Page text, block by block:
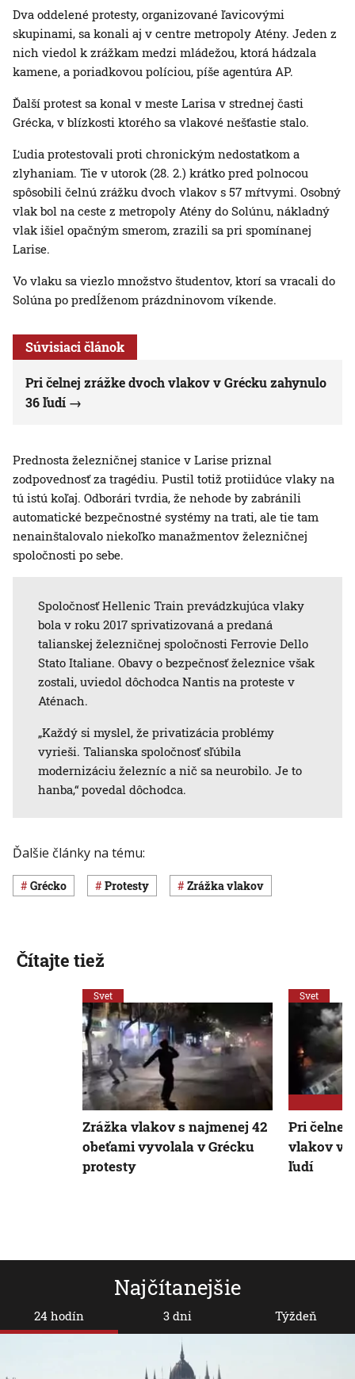
Dva oddelené protesty, organizované ľavicovými
skupinami, sa konali aj v centre metropoly Atény. Jeden z
nich viedol k zrážkam medzi mládežou, ktorá hádzala
kamene, a poriadkovou políciou, píše agentúra AP.
Ďalší protest sa konal v meste Larisa v strednej časti
Grécka, v blízkosti ktorého sa vlakové nešťastie stalo.
Ľudia protestovali proti chronickým nedostatkom a
zlyhaniam. Tie v utorok (28. 2.) krátko pred polnocou
spôsobili čelnú zrážku dvoch vlakov s 57 mŕtvymi. Osobný
vlak bol na ceste z metropoly Atény do Solúnu, nákladný
vlak išiel opačným smerom, zrazili sa pri spomínanej
Larise.
Vo vlaku sa viezlo množstvo študentov, ktorí sa vracali do
Solúna po predĺženom prázdninovom víkende.
Súvisiaci článok
Pri čelnej zrážke dvoch vlakov v Grécku zahynulo
36 ľudí
Prednosta železničnej stanice v Larise priznal
zodpovednosť za tragédiu. Pustil totiž protiidúce vlaky na
tú istú koľaj. Odborári tvrdia, že nehode by zabránili
automatické bezpečnostné systémy na trati, ale tie tam
nenainštalovalo niekoľko manažmentov železničnej
spoločnosti po sebe.
Spoločnosť Hellenic Train prevádzkujúca vlaky
bola v roku 2017 sprivatizovaná a predaná
talianskej železničnej spoločnosti Ferrovie Dello
Stato Italiane. Obavy o bezpečnosť železnice však
zostali, uviedol dôchodca Nantis na proteste v
Aténach.
„Každý si myslel, že privatizácia problémy
vyrieši. Talianska spoločnosť sľúbila
modernizáciu železníc a nič sa neurobilo. Je to
hanba,“ povedal dôchodca.
Ďalšie články na tému:
Grécko protesty zrážka vlakov
Najčítanejšie
24 hodín 3 dni Týždeň
Čítajte tiež
Svet
Zrážka vlakov s najmenej 42
obeťami vyvolala v Grécku
protesty
Svet
Pri čelnej
vlakov v
ľudí